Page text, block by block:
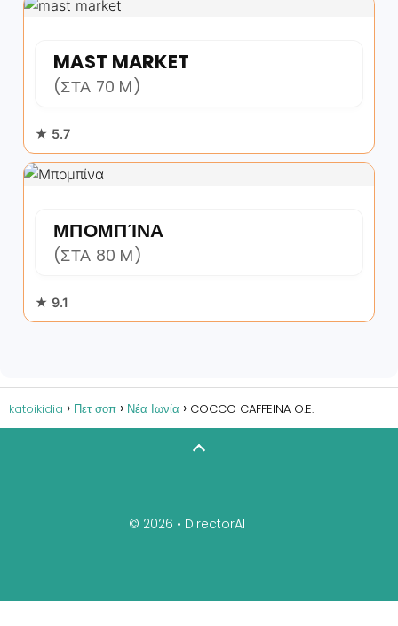
MAST MARKET
(ΣΤΑ 70 M)
★ 5.7
ΜΠΟΜΠΊΝΑ
(ΣΤΑ 80 M)
★ 9.1
katoikidia Πετ σοπ Νέα Ιωνία COCCO CAFFEINA O.E.
© 2026 • DirectorAI
Διαχειριστείτε την επιχείρησή σας